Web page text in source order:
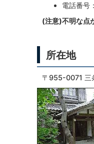
電話番
(注意)不明な点
所在地
〒955-0071